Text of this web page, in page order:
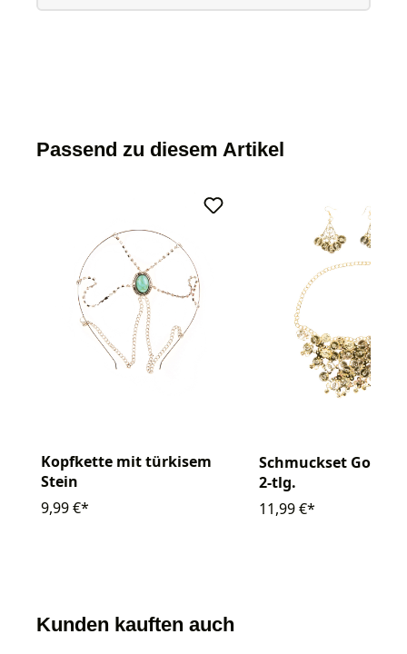
Passend zu diesem Artikel
Kopfkette mit türkisem
Stein
9,99 €*
Schmuckset
2-tlg.
11,99 €*
Kunden kauften auch